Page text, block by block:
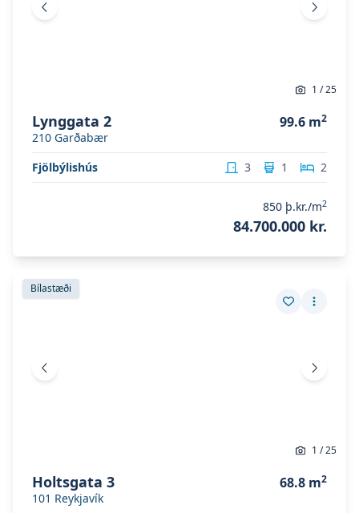
Fyrri mynd Næsta
1 /25
Lynggata 2
210 Garðabær
99.6 m2
Fjölbýlishús 3 1 2
850 þ.kr./m2
84.700.000 kr.
Skoða eignina
Bílastæði
Vista eign
Fleiri
Skoða eignina
Fyrri mynd Næsta
1 /25
Holtsgata 3
101 Reykjavík
68.8 m2